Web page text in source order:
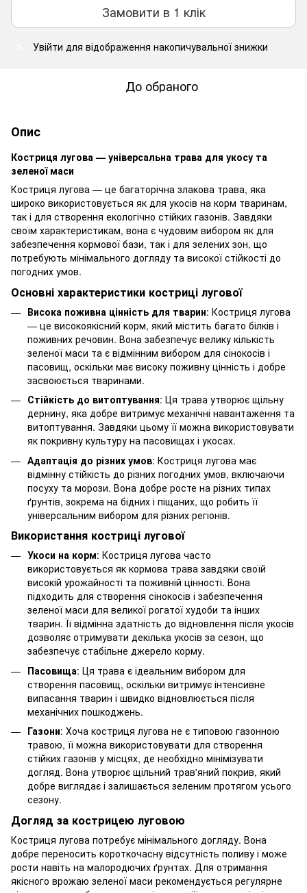
Замовити в 1 клік
Увійти для відображення накопичувальної знижки
До обраного
Опис
Костриця лугова — універсальна трава для укосу та
зеленої маси
Костриця лугова — це багаторічна злакова трава, яка
широко використовується як для укосів на корм тваринам,
так і для створення екологічно стійких газонів. Завдяки
своїм характеристикам, вона є чудовим вибором як для
забезпечення кормової бази, так і для зелених зон, що
потребують мінімального догляду та високої стійкості до
погодних умов.
Основні характеристики костриці лугової
Висока поживна цінність для тварин: Костриця лугова
— це високоякісний корм, який містить багато білків і
поживних речовин. Вона забезпечує велику кількість
зеленої маси та є відмінним вибором для сінокосів і
пасовищ, оскільки має високу поживну цінність і добре
засвоюється тваринами.
Стійкість до витоптування: Ця трава утворює щільну
дернину, яка добре витримує механічні навантаження та
витоптування. Завдяки цьому її можна використовувати
як покривну культуру на пасовищах і укосах.
Адаптація до різних умов: Костриця лугова має
відмінну стійкість до різних погодних умов, включаючи
посуху та морози. Вона добре росте на різних типах
ґрунтів, зокрема на бідних і піщаних, що робить її
універсальним вибором для різних регіонів.
Використання костриці лугової
Укоси на корм: Костриця лугова часто
використовується як кормова трава завдяки своїй
високій урожайності та поживній цінності. Вона
підходить для створення сінокосів і забезпечення
зеленої маси для великої рогатої худоби та інших
тварин. Її відмінна здатність до відновлення після укосів
дозволяє отримувати декілька укосів за сезон, що
забезпечує стабільне джерело корму.
Пасовища: Ця трава є ідеальним вибором для
створення пасовищ, оскільки витримує інтенсивне
випасання тварин і швидко відновлюється після
механічних пошкоджень.
Газони: Хоча костриця лугова не є типовою газонною
травою, її можна використовувати для створення
стійких газонів у місцях, де необхідно мінімізувати
догляд. Вона утворює щільний трав'яний покрив, який
добре виглядає і залишається зеленим протягом усього
сезону.
Догляд за кострицею луговою
Костриця лугова потребує мінімального догляду. Вона
добре переносить короткочасну відсутність поливу і може
рости навіть на малородючих ґрунтах. Для отримання
якісного врожаю зеленої маси рекомендується регулярне